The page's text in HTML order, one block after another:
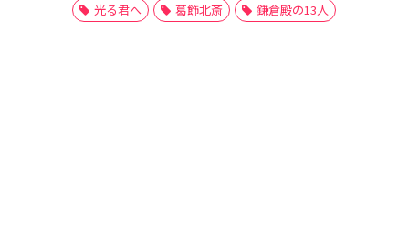
光る君へ
葛飾北斎 鎌倉殿の13人